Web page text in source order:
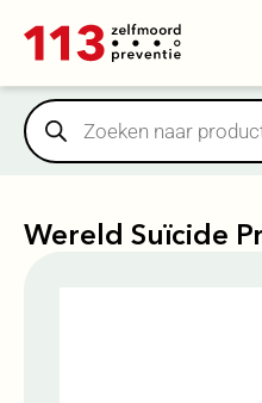
Wereld Suïcide